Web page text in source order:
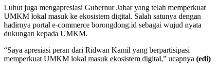
Luhut juga mengapresiasi Gubernur Jabar yang telah memperkuat
UMKM lokal masuk ke ekosistem digital. Salah satunya dengan
hadirnya portal e-commerce borongdong.id sebagai wujud nyata
dukungan kepada UMKM.
“Saya apresiasi peran dari Ridwan Kamil yang berpartisipasi
memperkuat UMKM lokal masuk ekosistem digital,” ucapnya (edi)